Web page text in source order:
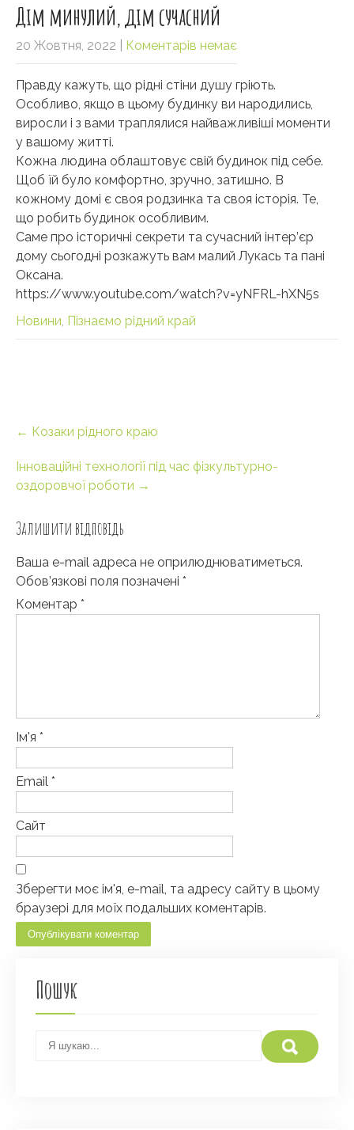
Дім минулий, дім сучасний
20 Жовтня, 2022 Коментарів немає
Правду кажуть, що рідні стіни душу гріють.
Особливо, якщо в цьому будинку ви народились,
виросли і з вами траплялися найважливіші моменти
у вашому житті.
Кожна людина облаштовує свій будинок під себе.
Щоб їй було комфортно, зручно, затишно. В
кожному домі є своя родзинка та своя історія. Те,
що робить будинок особливим.
Саме про історичні секрети та сучасний інтер’єр
дому сьогодні розкажуть вам малий Лукась та пані
Оксана.
https://www.youtube.com/watch?v=yNFRL-hXN5s
Новини Пізнаємо рідний край
Post
navigation
← Козаки рідного краю
Інноваційні технології під час фізкультурно-
оздоровчої роботи →
Залишити відповідь
Ваша e-mail адреса не оприлюднюватиметься.
Обов’язкові поля позначені *
Коментар *
Ім'я *
Email *
Сайт
Зберегти моє ім'я, e-mail, та адресу сайту в цьому
браузері для моїх подальших коментарів.
Пошук